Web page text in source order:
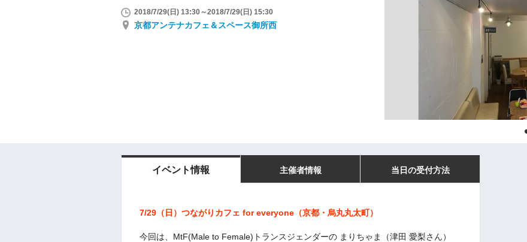
2018/7/29(日) 13:30～2018/7/29(日) 15:30
京都アンテナカフェ＆スペース御所西
イベント情報 主催者情報 当日の受付方法
7/29（日）つながりカフェ for everyone（京都・烏丸丸太町）
今回は、MtF(Male to Female)トランスジェンダーの まりちゃま（津田 愛梨さん）